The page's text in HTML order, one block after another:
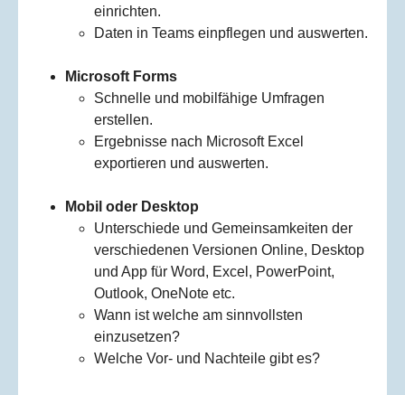
einrichten.
Daten in Teams einpflegen und auswerten.
Microsoft Forms
Schnelle und mobilfähige Umfragen
erstellen.
Ergebnisse nach Microsoft Excel
exportieren und auswerten.
Mobil oder Desktop
Unterschiede und Gemeinsamkeiten der
verschiedenen Versionen Online, Desktop
und App für Word, Excel, PowerPoint,
Outlook, OneNote etc.
Wann ist welche am sinnvollsten
einzusetzen?
Welche Vor- und Nachteile gibt es?